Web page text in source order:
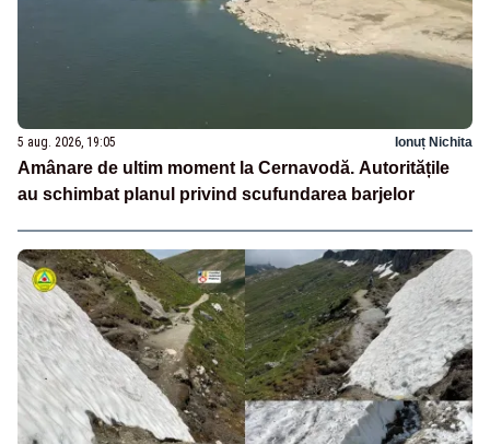
5 aug. 2026, 19:05 Ionuț Nichita
Amânare de ultim moment la Cernavodă. Autoritățile
au schimbat planul privind scufundarea barjelor